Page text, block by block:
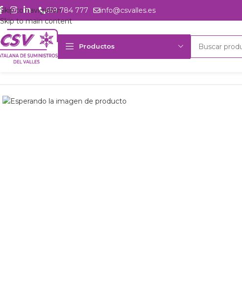
Skip to navigation
Skip to main content
659 784 777 info@csvalles.es
Productos
Inicio Productos